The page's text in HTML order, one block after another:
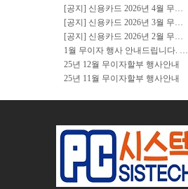
[공지] 신용카드 2026년 4월 무이자 행사 안내드립니다.
[공지] 신용카드 2026년 3월 무이자 행사 안내드립니다.
[공지] 신용카드 2026년 2월 무이자 행사 안내드립니다.
1월 무이자 행사 안내드립니다. (2026년 1월 1일 ~ 2026년 1월 31일)
25년 12월 무이자할부 행사안내
25년 11월 무이자할부 행사안내